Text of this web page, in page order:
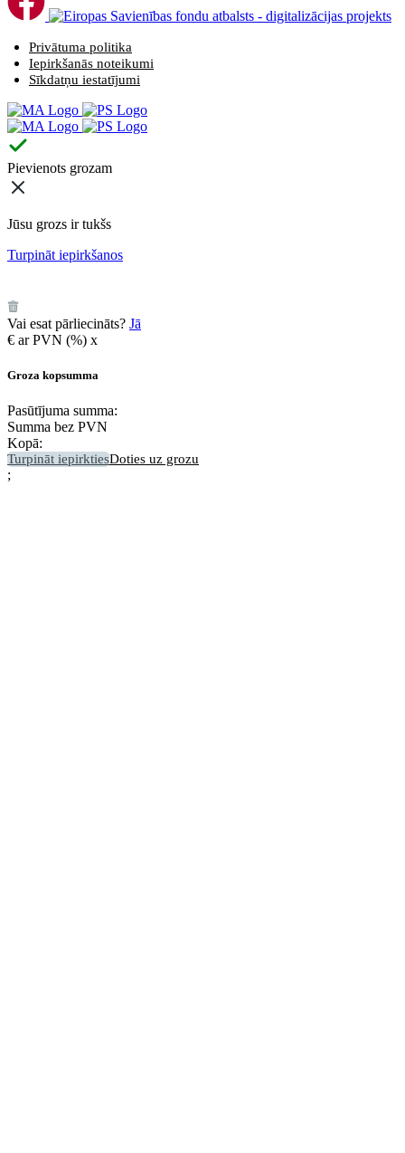
Privātuma politika
Iepirkšanās noteikumi
Sīkdatņu iestatījumi
Pievienots grozam
Jūsu grozs ir tukšs
Turpināt iepirkšanos
Vai esat pārliecināts? Jā
€ ar PVN (%) x
Groza kopsumma
Pasūtījuma summa:
Summa bez PVN
Kopā:
Turpināt iepirktiesDoties uz grozu
;